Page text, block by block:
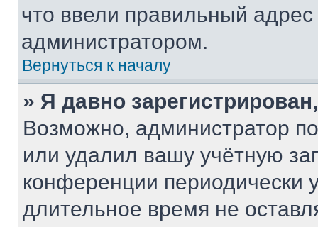
что ввели правильный адрес
администратором.
Вернуться к началу
» Я давно
Возможно, администратор
или удалил вашу учётную
конференции периодически
длительное время не